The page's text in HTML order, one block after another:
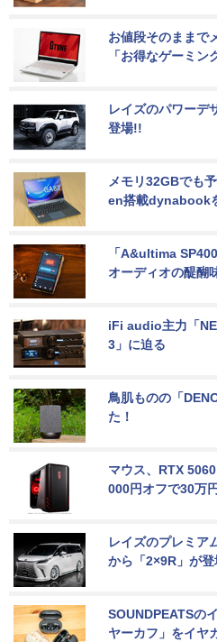
お値段そのままで
「お得なゲーミン
レイズのパワーデ
登場!!
メモリ32GBでも
en搭載dynabook
「A&ultima
オーディオの醍醐
iFi audio主力「
3」に迫る
鳥肌ものの「
た！
マウス、RTX
000円オフで30万
レイズのプレミア
から「2×9R」が登
SOUNDPEATSの
ヤーカフ」をイヤ